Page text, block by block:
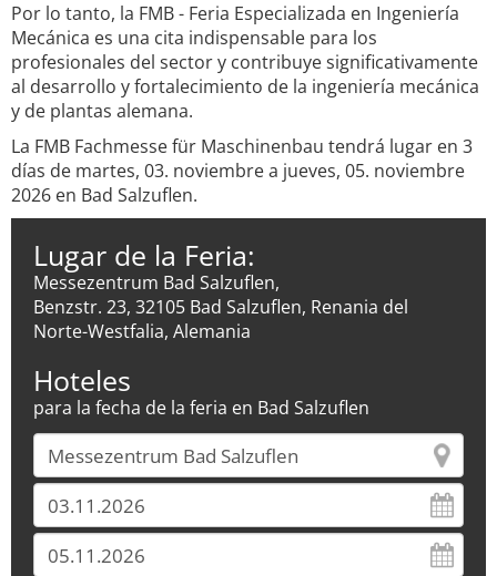
Por lo tanto, la FMB - Feria Especializada en Ingeniería
Mecánica es una cita indispensable para los
profesionales del sector y contribuye significativamente
al desarrollo y fortalecimiento de la ingeniería mecánica
y de plantas alemana.
La FMB Fachmesse für Maschinenbau tendrá lugar en 3
días de martes, 03. noviembre a jueves, 05. noviembre
2026 en Bad Salzuflen.
Lugar de la Feria:
Messezentrum Bad Salzuflen,
Benzstr. 23, 32105 Bad Salzuflen, Renania del
Norte-Westfalia, Alemania
Hoteles
para la fecha de la feria en Bad Salzuflen